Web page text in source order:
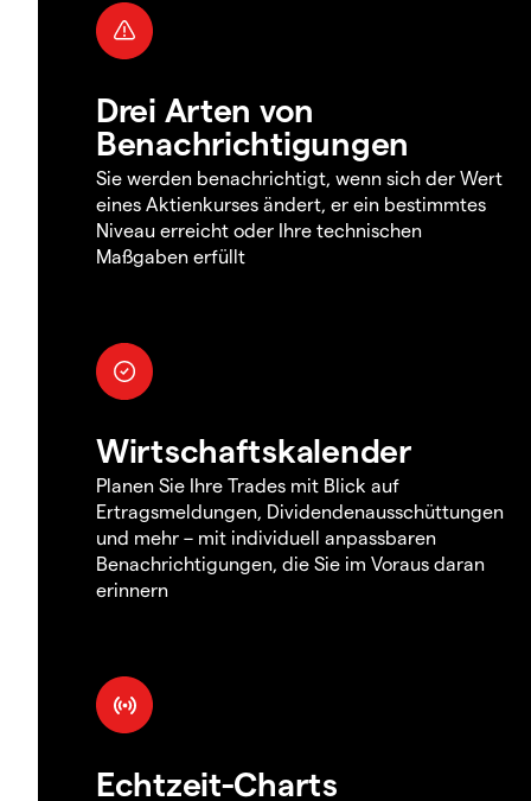
Drei Arten von
Benachrichtigungen
Sie werden benachrichtigt, wenn sich der Wert
eines Aktienkurses ändert, er ein bestimmtes
Niveau erreicht oder Ihre technischen
Maßgaben erfüllt
Wirtschaftskalender
Planen Sie Ihre Trades mit Blick auf
Ertragsmeldungen, Dividendenausschüttungen
und mehr – mit individuell anpassbaren
Benachrichtigungen, die Sie im Voraus daran
erinnern
Echtzeit-Charts